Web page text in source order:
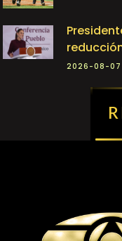
2026-08-07